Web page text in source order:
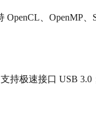
、OpenMP、
持极速接口 USB 3.0